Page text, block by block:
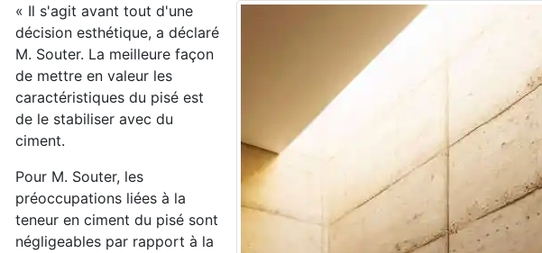
« Il s'agit avant tout d'une
décision esthétique, a déclaré
M. Souter. La meilleure façon
de mettre en valeur les
caractéristiques du pisé est
de le stabiliser avec du
ciment.
Pour M. Souter, les
préoccupations liées à la
teneur en ciment du pisé sont
négligeables par rapport à la